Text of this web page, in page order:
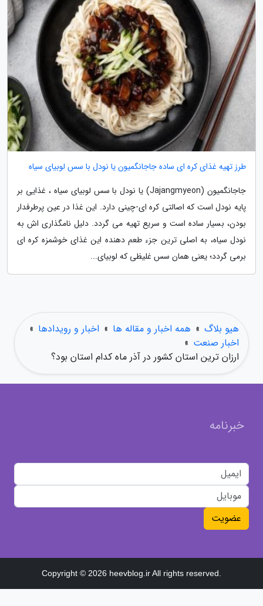
طرز تهیه غذای کره ای ساده جاجانگمیون یا نودل با سس لوبیای سیاه
جاجانگمیون (Jajangmyeon) یا نودل با سس لوبیای سیاه ، غذایی بر
پایه نودل است که اصالتی کره ای-چینی دارد. این غذا در عین پرطرفدار
بودن، بسیار ساده است و سریع تهیه می گردد. دلیل نامگذاری اش به
نودل سیاه، به اصلی ترین جزء طعم دهنده این غذای خوشمزه کره ای
برمی گردد؛ یعنی همان سس غلیظی که لوبیای...
هیو بلاگ » همه اخبار و مقاله ها » اخبار و رویدادها »
اخبار صنعت »
ارزان ترین استان کشور در آذر ماه کدام استان بود؟
خبرنامه
عضویت
Copyright © 2026 heevblog.ir All rights reserved.